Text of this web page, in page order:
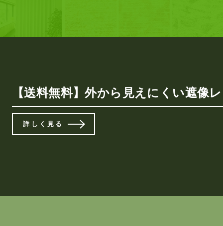
【送料無料】外から見えにくい遮像
詳しく見る